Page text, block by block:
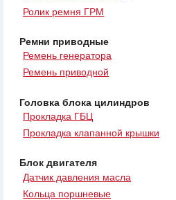
Ролик ремня ГРМ
Ремни приводные
Ремень генератора
Ремень приводной
Головка блока цилиндров
Прокладка ГБЦ
Прокладка клапанной крышки
Блок двигателя
Датчик давления масла
Кольца поршневые